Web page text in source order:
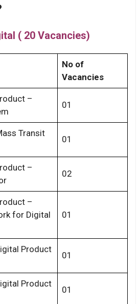
( 20 Vacancies)
No of
Vacancies
–
01
Transit
01
–
02
–
for Digital
01
Product
01
Product
01